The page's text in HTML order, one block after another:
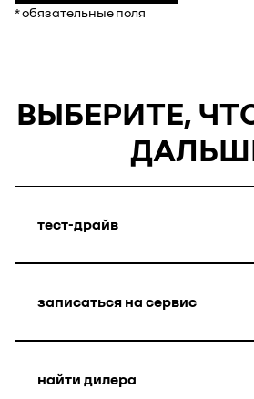
* обязательные поля
ВЫБЕРИТЕ,
тест-драйв
записаться на сервис
найти дилера